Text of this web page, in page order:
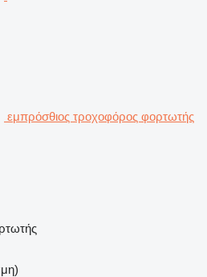
εμπρόσθιος τροχοφόρος φορτωτής